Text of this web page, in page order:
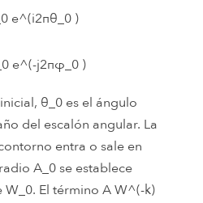
e^(i2πθ_0 )
e^(-j2πφ_0 )
θ_0 es el ángulo
del escalón angular. La
entra o sale en
A_0 se establece
El término A W^(-k)